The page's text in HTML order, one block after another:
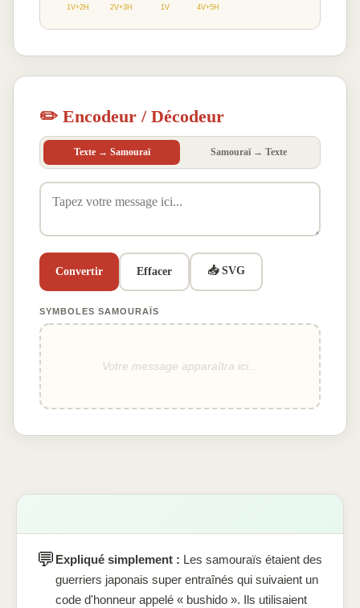
1V+2H 2V+3H 1V 4V+5H
✏️ Encodeur / Décodeur
Texte → Samouraï Samouraï → Texte
Convertir Effacer 📥 SVG
SYMBOLES SAMOURAÏS
Votre message apparaîtra ici...
💬 Expliqué simplement : Les samouraïs étaient des
guerriers japonais super entraînés qui suivaient un
code d'honneur appelé « bushido ». Ils utilisaient